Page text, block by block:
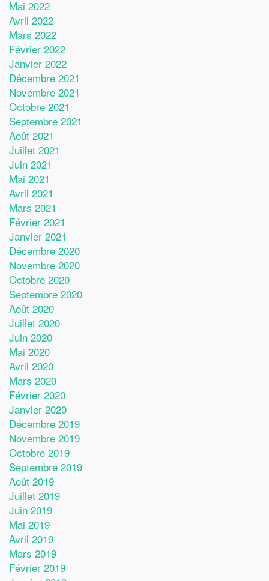
Mai 2022
Avril 2022
Mars 2022
Février 2022
Janvier 2022
Décembre 2021
Novembre 2021
Octobre 2021
Septembre 2021
Août 2021
Juillet 2021
Juin 2021
Mai 2021
Avril 2021
Mars 2021
Février 2021
Janvier 2021
Décembre 2020
Novembre 2020
Octobre 2020
Septembre 2020
Août 2020
Juillet 2020
Juin 2020
Mai 2020
Avril 2020
Mars 2020
Février 2020
Janvier 2020
Décembre 2019
Novembre 2019
Octobre 2019
Septembre 2019
Août 2019
Juillet 2019
Juin 2019
Mai 2019
Avril 2019
Mars 2019
Février 2019